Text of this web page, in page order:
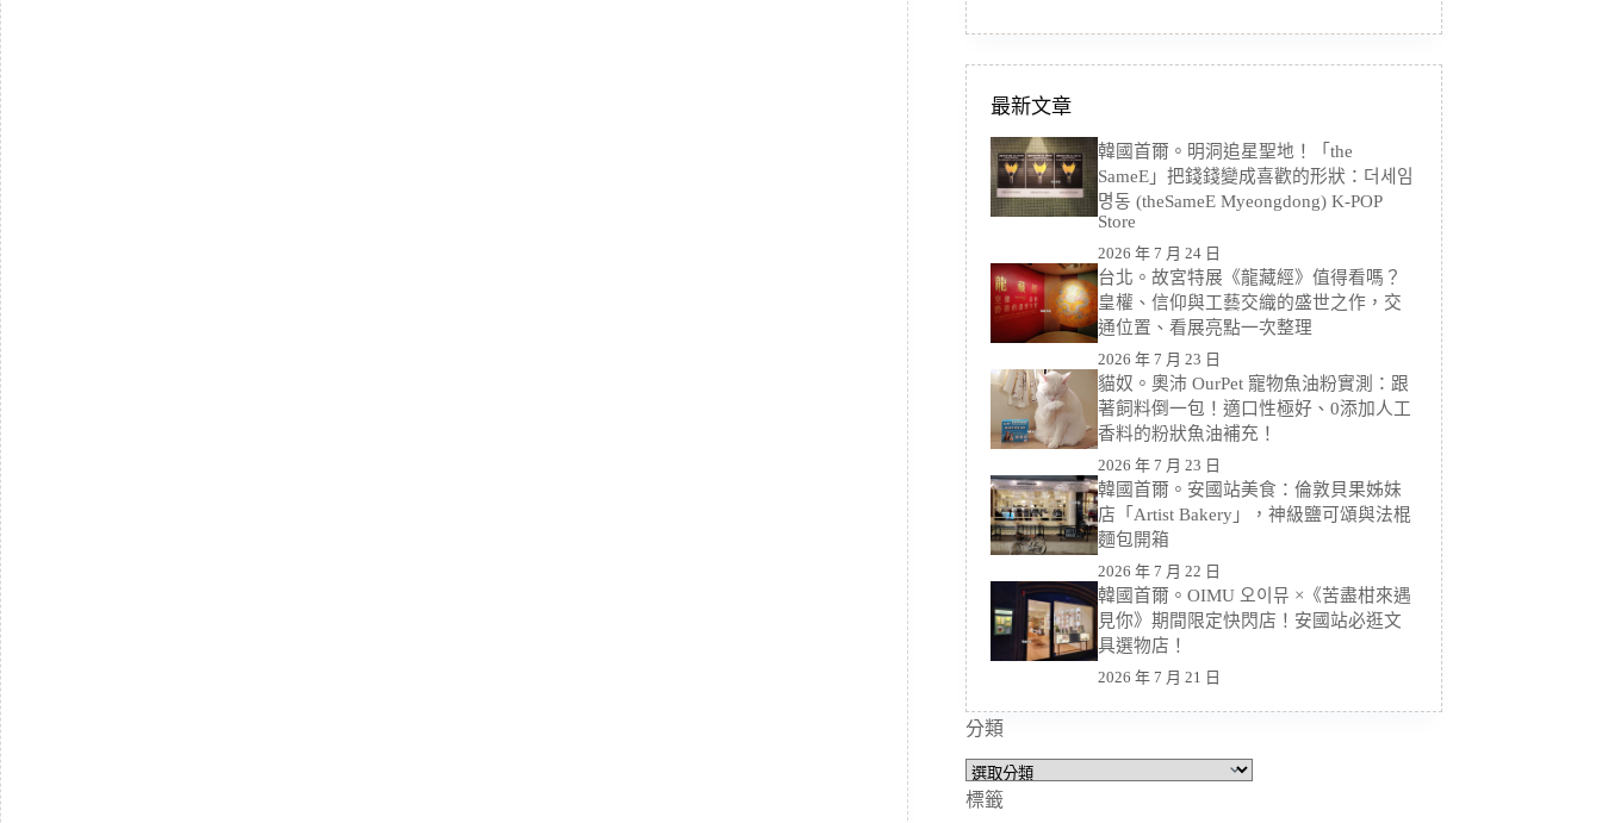
最新文章
韓國首爾。明洞追星聖地！「the
SameE」把錢錢變成喜歡的形狀：더세임
명동 (theSameE Myeongdong) K-POP
Store
2026 年 7 月 24 日
台北。故宮特展《龍藏經》值得看嗎？
皇權、信仰與工藝交織的盛世之作，交
通位置、看展亮點一次整理
2026 年 7 月 23 日
貓奴。奧沛 OurPet 寵物魚油粉實測：跟
著飼料倒一包！適口性極好、0添加人工
香料的粉狀魚油補充！
2026 年 7 月 23 日
韓國首爾。安國站美食：倫敦貝果姊妹
店「Artist Bakery」，神級鹽可頌與法棍
麵包開箱
2026 年 7 月 22 日
韓國首爾。OIMU 오이뮤 ×《苦盡柑來遇
見你》期間限定快閃店！安國站必逛文
具選物店！
2026 年 7 月 21 日
分類
分
類
標籤